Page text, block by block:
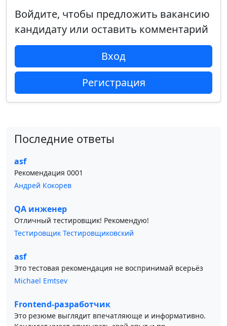
Войдите, чтобы предложить вакансию
кандидату или оставить комментарий
Вход
Регистрация
Последние ответы
asf
Рекомендация 0001
Андрей Кокорев
QA инженер
Отличный тестировщик! Рекомендую!
Тестировщик Тестировщиковский
asf
Это тестовая рекомендация не воспринимай всерьёз
Michael Emtsev
Frontend-разработчик
Это резюме выглядит впечатляюще и информативно.